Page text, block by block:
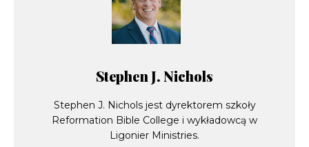
Stephen J. Nichols
Stephen J. Nichols jest dyrektorem szkoły
Reformation Bible College i wykładowcą w
Ligonier Ministries.